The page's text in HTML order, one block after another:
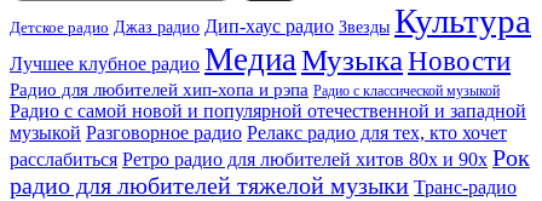
Детское радио Джаз радио Дип-хаус радио Звезды Культура
Лучшее клубное радио МедиаМузыкаНовости
Радио для любителей хип-хопа и рэпа Радио с классической музыкой
Радио с самой новой и популярной отечественной и западной
музыкой Разговорное радио Релакс радио для тех, кто хочет
расслабиться Ретро радио для любителей хитов 80х и 90х Рок
радио для любителей тяжелой музыки Транс-радио